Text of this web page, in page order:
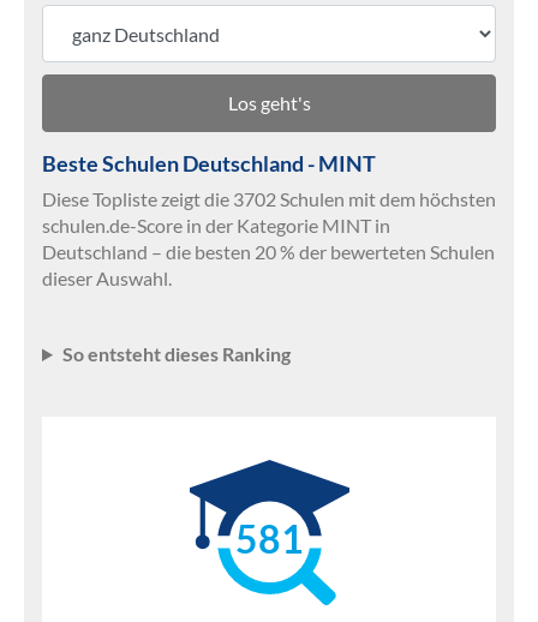
Los geht's
Beste Schulen Deutschland - MINT
Diese Topliste zeigt die 3702 Schulen mit dem höchsten
schulen.de-Score in der Kategorie MINT in
Deutschland – die besten 20 % der bewerteten Schulen
dieser Auswahl.
So entsteht dieses Ranking
581